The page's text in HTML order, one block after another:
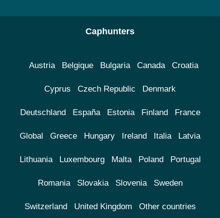
Caphunters
Austria Belgique Bulgaria Canada Croatia
Cyprus Czech Republic Denmark
Deutschland España Estonia Finland France
Global Greece Hungary Ireland Italia Latvia
Lithuania Luxembourg Malta Poland Portugal
Romania Slovakia Slovenia Sweden
Switzerland United Kingdom Other countries